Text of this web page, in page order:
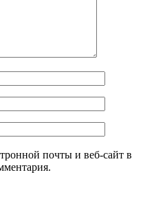
почты и веб-сайт в